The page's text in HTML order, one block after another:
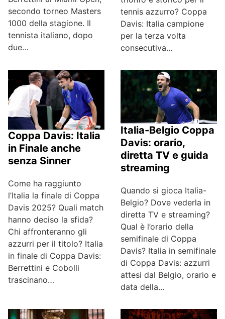
secondo torneo Masters
1000 della stagione. Il
tennista italiano, dopo
due…
tennis azzurro? Coppa
Davis: Italia campione
per la terza volta
consecutiva…
Coppa Davis: Italia
in Finale anche
senza Sinner
Come ha raggiunto
l’Italia la finale di Coppa
Davis 2025? Quali match
hanno deciso la sfida?
Chi affronteranno gli
azzurri per il titolo? Italia
in finale di Coppa Davis:
Berrettini e Cobolli
trascinano…
Italia-Belgio Coppa
Davis: orario,
diretta TV e guida
streaming
Quando si gioca Italia-
Belgio? Dove vederla in
diretta TV e streaming?
Qual è l’orario della
semifinale di Coppa
Davis? Italia in semifinale
di Coppa Davis: azzurri
attesi dal Belgio, orario e
data della…